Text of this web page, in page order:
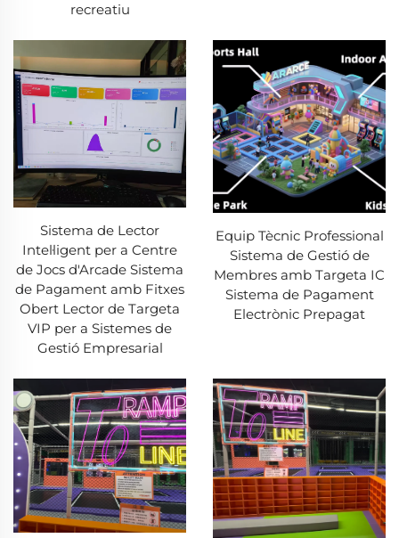
recreatiu
Sistema de Lector
Intel·ligent per a Centre
de Jocs d'Arcade Sistema
de Pagament amb Fitxes
Obert Lector de Targeta
VIP per a Sistemes de
Gestió Empresarial
Equip Tècnic Professional
Sistema de Gestió de
Membres amb Targeta IC
Sistema de Pagament
Electrònic Prepagat